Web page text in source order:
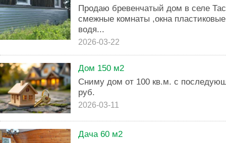
Продаю бревенчатый дом в селе
смежные комнаты ,окна
водя...
2026-03-22
Дом 150 м2
Сниму дом от 100 кв.м. с
руб.
2026-03-11
Дача 60 м2